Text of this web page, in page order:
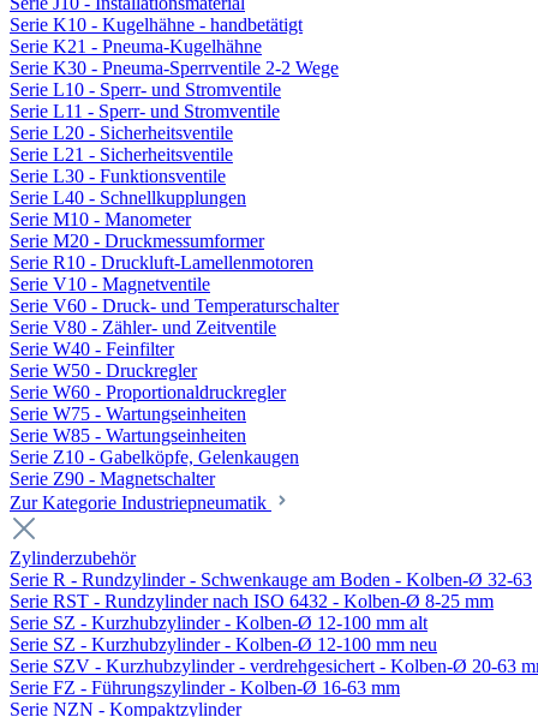
Serie K10 - Kugelhähne - handbetätigt
Serie K21 - Pneuma-Kugelhähne
Serie K30 - Pneuma-Sperrventile 2-2 Wege
Serie L10 - Sperr- und Stromventile
Serie L11 - Sperr- und Stromventile
Serie L20 - Sicherheitsventile
Serie L21 - Sicherheitsventile
Serie L30 - Funktionsventile
Serie L40 - Schnellkupplungen
Serie M10 - Manometer
Serie M20 - Druckmessumformer
Serie R10 - Druckluft-Lamellenmotoren
Serie V10 - Magnetventile
Serie V60 - Druck- und Temperaturschalter
Serie V80 - Zähler- und Zeitventile
Serie W40 - Feinfilter
Serie W50 - Druckregler
Serie W60 - Proportionaldruckregler
Serie W75 - Wartungseinheiten
Serie W85 - Wartungseinheiten
Serie Z10 - Gabelköpfe, Gelenkaugen
Serie Z90 - Magnetschalter
Zur Kategorie Industriepneumatik
Zylinderzubehör
Serie R - Rundzylinder - Schwenkauge am Boden - Kolben-Ø 32-63
Serie RST - Rundzylinder nach ISO 6432 - Kolben-Ø 8-25 mm
Serie SZ - Kurzhubzylinder - Kolben-Ø 12-100 mm alt
Serie SZ - Kurzhubzylinder - Kolben-Ø 12-100 mm neu
Serie SZV - Kurzhubzylinder - verdrehgesichert - Kolben-Ø 20-63
Serie FZ - Führungszylinder - Kolben-Ø 16-63 mm
Serie NZN - Kompaktzylinder